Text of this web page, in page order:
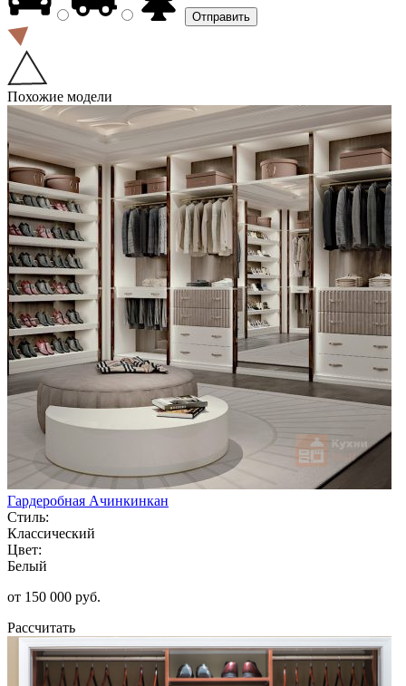
Похожие модели
Гардеробная Ачинкинкан
Стиль:
Классический
Цвет:
Белый
от 150 000 руб.
Рассчитать